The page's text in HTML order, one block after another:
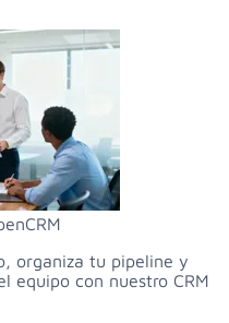
organiza tu pipeline y
equipo con nuestro CRM